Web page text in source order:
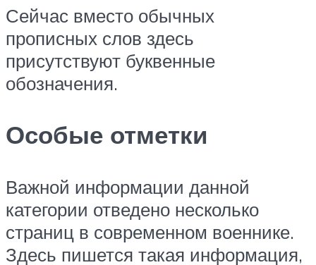
Сейчас вместо обычных
прописных слов здесь
присутствуют буквенные
обозначения.
Особые отметки
Важной информации данной
категории отведено несколько
страниц в современном военнике.
Здесь пишется такая информация,